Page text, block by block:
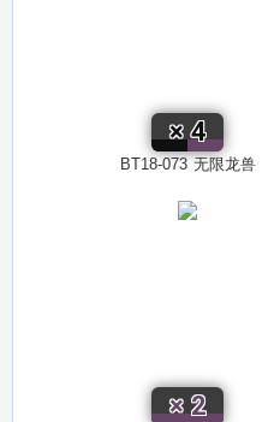
BT18-073 无限龙兽
×4
×2